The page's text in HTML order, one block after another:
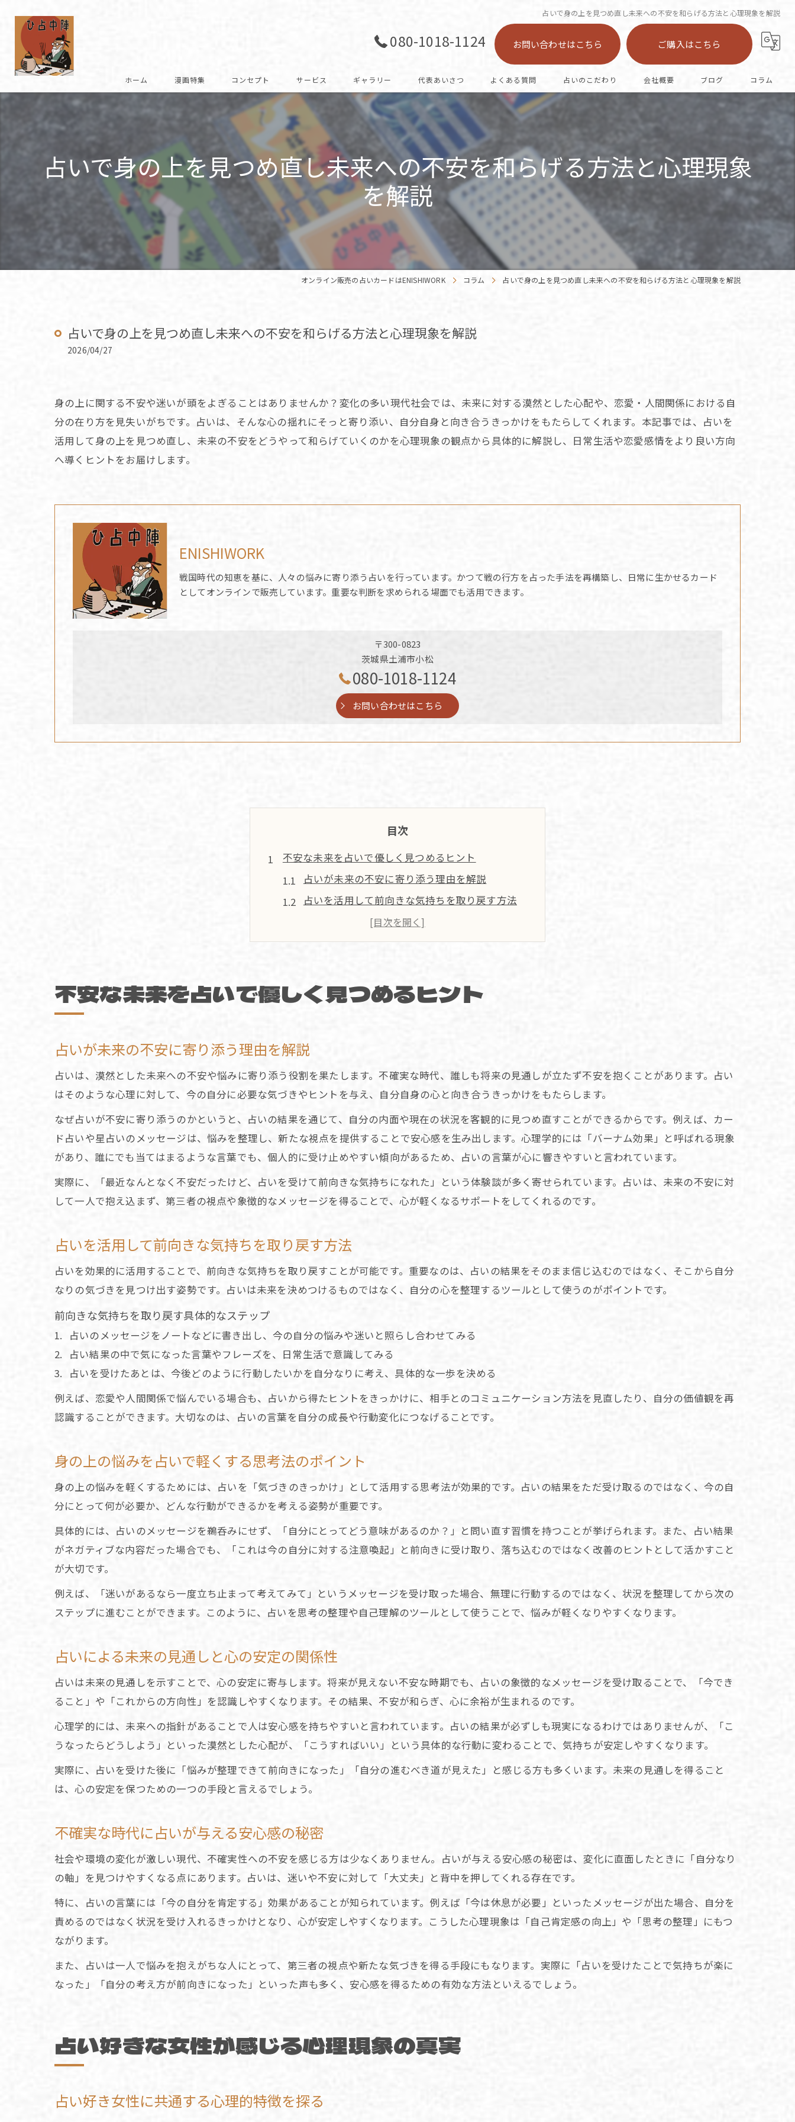
占いで身の上を見つめ直し未来への不安を和らげる方法と心理現象を解説
080-1018-1124 お問い合わせはこちら ご購入はこちら
ホーム 漫画特集
復刻への想い
コンセプト サービス ギャラリー 代表あいさつ よくある質問 占いのこだわり
カード
オラクル
仕事
会社概要 ブログ コラム
占いで身の上を見つめ直し未来への不安を和らげる方法と心理現象
を解説
オンライン販売の占いカードはENISHIWORK コラム 占いで身の上を見つめ直し未来への不安を和らげる方法と心理現象を解説
占いで身の上を見つめ直し未来への不安を和らげる方法と心理現象を解説
2026/04/27
身の上に関する不安や迷いが頭をよぎることはありませんか？変化の多い現代社会では、未来に対する漠然とした心配や、恋愛・人間関係における自
分の在り方を見失いがちです。占いは、そんな心の揺れにそっと寄り添い、自分自身と向き合うきっかけをもたらしてくれます。本記事では、占いを
活用して身の上を見つめ直し、未来の不安をどうやって和らげていくのかを心理現象の観点から具体的に解説し、日常生活や恋愛感情をより良い方向
へ導くヒントをお届けします。
ENISHIWORK
戦国時代の知恵を基に、人々の悩みに寄り添う占いを行っています。かつて戦の行方を占った手法を再構築し、日常に生かせるカード
としてオンラインで販売しています。重要な判断を求められる場面でも活用できます。
〒300-0823
茨城県土浦市小松
080-1018-1124
お問い合わせはこちら
目次
不安な未来を占いで優しく見つめるヒント
占いが未来の不安に寄り添う理由を解説
占いを活用して前向きな気持ちを取り戻す方法
身の上の悩みを占いで軽くする思考法のポイント
占いによる未来の見通しと心の安定の関係性
占い好きな女性が感じる心理現象の真実
占い好き女性に共通する心理的特徴を探る
恋愛や人間関係に生きる占いの心理現象とは
占い結果を信じる女性心理のメカニズム紹介
占い好きが実感する共感と安心の心理的理由
心が揺れる時こそ占いに頼る理由とは
不安な時に占いが心を落ち着かせる仕組み
心が揺れる瞬間に占いを選ぶ心理的要因
占いが迷いを整理するサポートとなる理由
占いで得たヒントが前進のきっかけになる時
身の上を占いで見直すきっかけの与え方
占いが自己分析の第一歩となる理由を検証
身の上の選択肢を占いで整理する方法とは
占いが未来への一歩を後押しする瞬間に注目
恋愛運や自己理解を深める占いの役割
占いで恋愛運を見直し自信を育てる方法
自己理解を深めるための占い活用術を紹介
恋愛の悩みに占いが寄り添う理由を解説
占いが心に響く理由と自己成就の関係性
占いの的中を感じるバーナム効果の働き
不安な未来を占いで優しく見つめるヒント
占いが未来の不安に寄り添う理由を解説
占いは、漠然とした未来への不安や悩みに寄り添う役割を果たします。不確実な時代、誰しも将来の見通しが立たず不安を抱くことがあります。占い
はそのような心理に対して、今の自分に必要な気づきやヒントを与え、自分自身の心と向き合うきっかけをもたらします。
なぜ占いが不安に寄り添うのかというと、占いの結果を通じて、自分の内面や現在の状況を客観的に見つめ直すことができるからです。例えば、カー
ド占いや星占いのメッセージは、悩みを整理し、新たな視点を提供することで安心感を生み出します。心理学的には「バーナム効果」と呼ばれる現象
があり、誰にでも当てはまるような言葉でも、個人的に受け止めやすい傾向があるため、占いの言葉が心に響きやすいと言われています。
実際に、「最近なんとなく不安だったけど、占いを受けて前向きな気持ちになれた」という体験談が多く寄せられています。占いは、未来の不安に対
して一人で抱え込まず、第三者の視点や象徴的なメッセージを得ることで、心が軽くなるサポートをしてくれるのです。
占いを活用して前向きな気持ちを取り戻す方法
占いを効果的に活用することで、前向きな気持ちを取り戻すことが可能です。重要なのは、占いの結果をそのまま信じ込むのではなく、そこから自分
なりの気づきを見つけ出す姿勢です。占いは未来を決めつけるものではなく、自分の心を整理するツールとして使うのがポイントです。
前向きな気持ちを取り戻す具体的なステップ
占いのメッセージをノートなどに書き出し、今の自分の悩みや迷いと照らし合わせてみる
占い結果の中で気になった言葉やフレーズを、日常生活で意識してみる
占いを受けたあとは、今後どのように行動したいかを自分なりに考え、具体的な一歩を決める
例えば、恋愛や人間関係で悩んでいる場合も、占いから得たヒントをきっかけに、相手とのコミュニケーション方法を見直したり、自分の価値観を再
認識することができます。大切なのは、占いの言葉を自分の成長や行動変化につなげることです。
身の上の悩みを占いで軽くする思考法のポイント
身の上の悩みを軽くするためには、占いを「気づきのきっかけ」として活用する思考法が効果的です。占いの結果をただ受け取るのではなく、今の自
分にとって何が必要か、どんな行動ができるかを考える姿勢が重要です。
具体的には、占いのメッセージを鵜呑みにせず、「自分にとってどう意味があるのか？」と問い直す習慣を持つことが挙げられます。また、占い結果
がネガティブな内容だった場合でも、「これは今の自分に対する注意喚起」と前向きに受け取り、落ち込むのではなく改善のヒントとして活かすこと
が大切です。
例えば、「迷いがあるなら一度立ち止まって考えてみて」というメッセージを受け取った場合、無理に行動するのではなく、状況を整理してから次の
ステップに進むことができます。このように、占いを思考の整理や自己理解のツールとして使うことで、悩みが軽くなりやすくなります。
占いによる未来の見通しと心の安定の関係性
占いは未来の見通しを示すことで、心の安定に寄与します。将来が見えない不安な時期でも、占いの象徴的なメッセージを受け取ることで、「今でき
ること」や「これからの方向性」を認識しやすくなります。その結果、不安が和らぎ、心に余裕が生まれるのです。
心理学的には、未来への指針があることで人は安心感を持ちやすいと言われています。占いの結果が必ずしも現実になるわけではありませんが、「こ
うなったらどうしよう」といった漠然とした心配が、「こうすればいい」という具体的な行動に変わることで、気持ちが安定しやすくなります。
実際に、占いを受けた後に「悩みが整理できて前向きになった」「自分の進むべき道が見えた」と感じる方も多くいます。未来の見通しを得ること
は、心の安定を保つための一つの手段と言えるでしょう。
不確実な時代に占いが与える安心感の秘密
社会や環境の変化が激しい現代、不確実性への不安を感じる方は少なくありません。占いが与える安心感の秘密は、変化に直面したときに「自分なり
の軸」を見つけやすくなる点にあります。占いは、迷いや不安に対して「大丈夫」と背中を押してくれる存在です。
特に、占いの言葉には「今の自分を肯定する」効果があることが知られています。例えば「今は休息が必要」といったメッセージが出た場合、自分を
責めるのではなく状況を受け入れるきっかけとなり、心が安定しやすくなります。こうした心理現象は「自己肯定感の向上」や「思考の整理」にもつ
ながります。
また、占いは一人で悩みを抱えがちな人にとって、第三者の視点や新たな気づきを得る手段にもなります。実際に「占いを受けたことで気持ちが楽に
なった」「自分の考え方が前向きになった」といった声も多く、安心感を得るための有効な方法といえるでしょう。
占い好きな女性が感じる心理現象の真実
占い好き女性に共通する心理的特徴を探る